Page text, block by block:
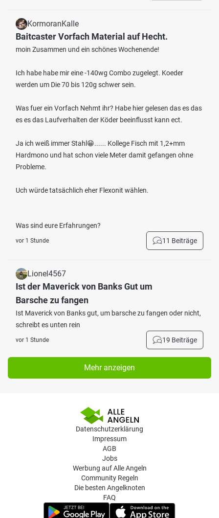
KormoranKalle
Baitcaster Vorfach Material auf Hecht.
moin Zusammen und ein schönes Wochenende!
Ich habe habe mir eine -140wg Combo zugelegt. Koeder
werden um Die 70 bis 120g schwer sein.
Was fuer ein Vorfach Nehmt ihr? Habe hier gelesen das es das
es es das Laufverhalten der Köder beeinflusst kann ect.
Ja ich weiß immer Stahl😁...... Kollege Fisch mit 1,2+mm
Hardmono und hat schon viele Meter damit gefangen ohne
Probleme.
Uch würde tatsächlich eher Flexonit wählen.
Was sind eure Erfahrungen?
vor 1 Stunde 11 Beiträge
Lionel4567
Ist der Maverick von Banks Gut um
Barsche zu fangen
Ist Maverick von Banks gut, um barsche zu fangen oder nicht,
schreibt es unten rein
vor 1 Stunde 19 Beiträge
Mehr anzeigen
Datenschutzerklärung
Impressum
AGB
Jobs
Werbung auf Alle Angeln
Community Regeln
Die besten Angelknoten
FAQ